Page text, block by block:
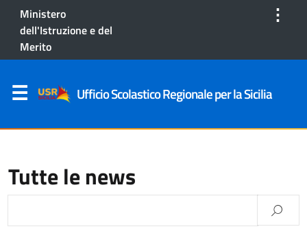
Ministero
dell'Istruzione e del
Merito
⋮
Ufficio Scolastico Regionale per la Sicilia
Tutte le news